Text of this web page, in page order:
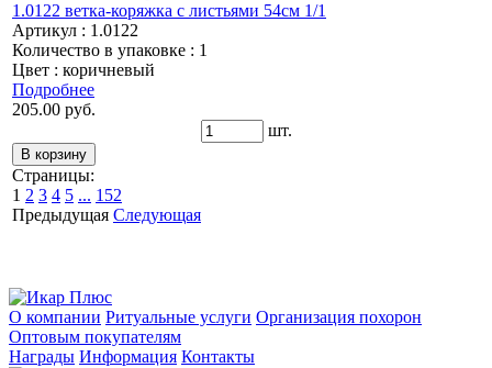
1.0122 ветка-коряжка с листьями 54см 1/1
Артикул : 1.0122
Количество в упаковке : 1
Цвет : коричневый
Подробнее
205.00 руб.
шт.
Страницы:
1 2 3 4 5 ... 152
Предыдущая Следующая
О компании Ритуальные услуги Организация похорон
Оптовым покупателям
Награды Информация Контакты